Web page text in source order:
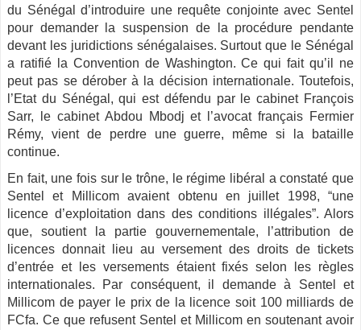
du Sénégal d’introduire une requête conjointe avec Sentel
pour demander la suspension de la procédure pendante
devant les juridictions sénégalaises. Surtout que le Sénégal
a ratifié la Convention de Washington. Ce qui fait qu’il ne
peut pas se dérober à la décision internationale. Toutefois,
l’Etat du Sénégal, qui est défendu par le cabinet François
Sarr, le cabinet Abdou Mbodj et l’avocat français Fermier
Rémy, vient de perdre une guerre, même si la bataille
continue.
En fait, une fois sur le trône, le régime libéral a constaté que
Sentel et Millicom avaient obtenu en juillet 1998, “une
licence d’exploitation dans des conditions illégales”. Alors
que, soutient la partie gouvernementale, l’attribution de
licences donnait lieu au versement des droits de tickets
d’entrée et les versements étaient fixés selon les règles
internationales. Par conséquent, il demande à Sentel et
Millicom de payer le prix de la licence soit 100 milliards de
FCfa. Ce que refusent Sentel et Millicom en soutenant avoir